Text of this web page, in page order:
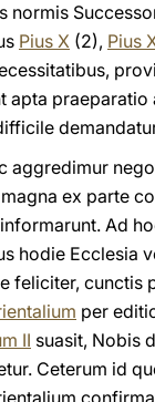
normis
Pius X (2), Pius
apta
aggredimur
ex parte
Ad
hodie Ecclesia
feliciter, cunctis
per
II suasit, Nobis
Ceterum id